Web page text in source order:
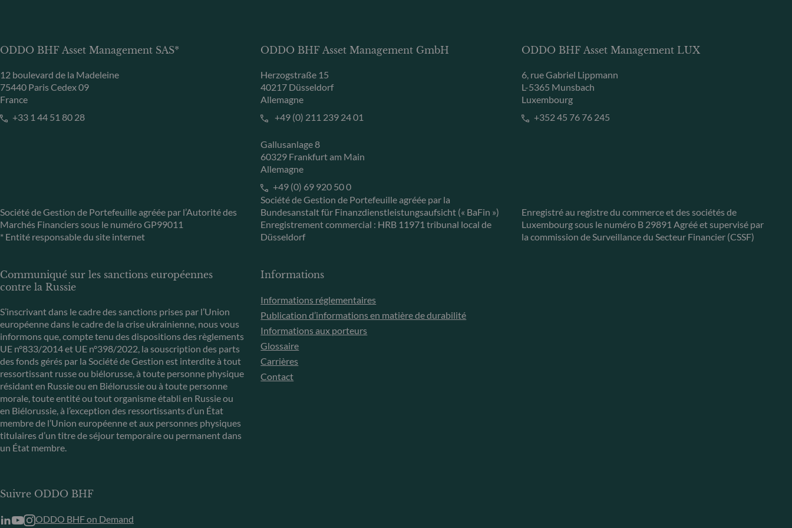
ODDO BHF Asset Management SAS*
12 boulevard de la Madeleine
75440 Paris Cedex 09
France
+33 1 44 51 80 28
Société de Gestion de Portefeuille agréée par l’Autorité des
Marchés Financiers sous le numéro GP99011
* Entité responsable du site internet
ODDO BHF Asset Management GmbH
Herzogstraße 15
40217 Düsseldorf
Allemagne
+49 (0) 211 239 24 01
Gallusanlage 8
60329 Frankfurt am Main
Allemagne
+49 (0) 69 920 50 0
Société de Gestion de Portefeuille agréée par la
Bundesanstalt für Finanzdienstleistungsaufsicht (« BaFin »)
Enregistrement commercial : HRB 11971 tribunal local de
Düsseldorf
ODDO BHF Asset Management LUX
6, rue Gabriel Lippmann
L-5365 Munsbach
Luxembourg
+352 45 76 76 245
Enregistré au registre du commerce et des sociétés de
Luxembourg sous le numéro B 29891 Agréé et supervisé par
la commission de Surveillance du Secteur Financier (CSSF)
Communiqué sur les sanctions européennes
contre la Russie
S’inscrivant dans le cadre des sanctions prises par l’Union
européenne dans le cadre de la crise ukrainienne, nous vous
informons que, compte tenu des dispositions des règlements
UE n°833/2014 et UE n°398/2022, la souscription des parts
des fonds gérés par la Société de Gestion est interdite à tout
ressortissant russe ou biélorusse, à toute personne physique
résidant en Russie ou en Biélorussie ou à toute personne
morale, toute entité ou tout organisme établi en Russie ou
en Biélorussie, à l’exception des ressortissants d’un État
membre de l’Union européenne et aux personnes physiques
titulaires d’un titre de séjour temporaire ou permanent dans
un État membre.
Informations
Informations réglementaires
Publication d’informations en matière de durabilité
Informations aux porteurs
Glossaire
Carrières
Contact
Suivre ODDO BHF
ODDO BHF on Demand